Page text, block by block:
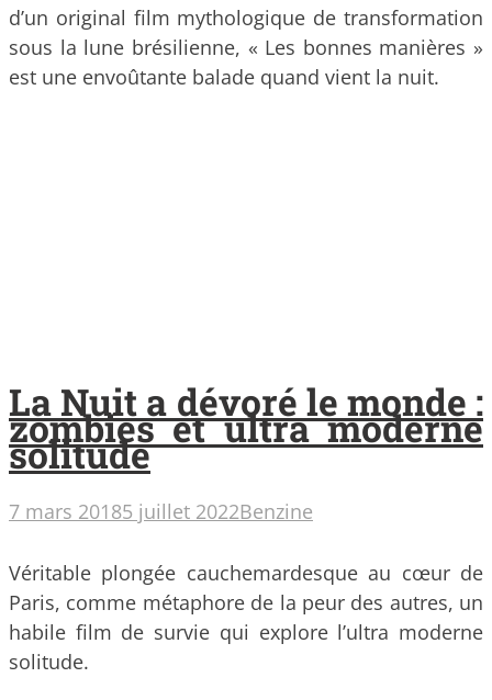
d’un original film mythologique de transformation
sous la lune brésilienne, « Les bonnes manières »
est une envoûtante balade quand vient la nuit.
La Nuit a dévoré le monde :
zombies et ultra moderne
solitude
7 mars 20185 juillet 2022Benzine
Véritable plongée cauchemardesque au cœur de
Paris, comme métaphore de la peur des autres, un
habile film de survie qui explore l’ultra moderne
solitude.